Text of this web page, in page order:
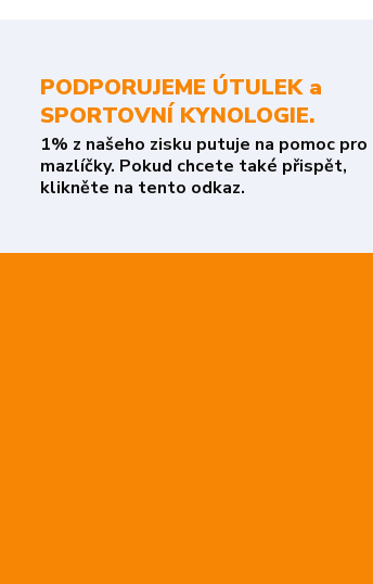
PODPORUJEME ÚTULEK a
SPORTOVNÍ KYNOLOGIE.
1% z našeho zisku putuje na pomoc pro
mazlíčky. Pokud chcete také přispět,
klikněte na tento odkaz.